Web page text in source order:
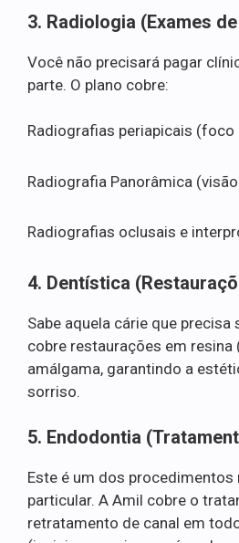
3. Radiologia (Exames
Você não precisará pagar
parte. O plano cobre:
Radiografias periapicais (foco
Radiografia Panorâmica
Radiografias oclusais e
4. Dentística
Sabe aquela cárie que precisa
cobre restaurações em resina
amálgama, garantindo a
sorriso.
5. Endodontia
Este é um dos procedimentos
particular. A Amil cobre o
retratamento de canal em